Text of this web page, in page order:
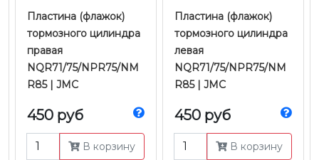
Пластина (флажок)
тормозного цилиндра
правая
NQR71/75/NPR75/NM
R85 | JMC
450 руб
В корзину
Пластина (флажок)
тормозного цилиндра
левая
NQR71/75/NPR75/NM
R85 | JMC
450 руб
В корзину